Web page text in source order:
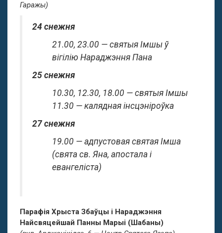
Гаражы)
24 снежня
21.00, 23.00 — святыя Імшы ў
вігілію Нараджэння Пана
25 снежня
10.30, 12.30, 18.00 — святыя Імшы
11.30 — калядная інсцэніроўка
27 снежня
19.00 — адпустовая святая Імша
(свята св. Яна, апостала і
евангеліста)
Парафія Хрыста Збаўцы і Нараджэння
Найсвяцейшай Панны Марыі (Шабаны)